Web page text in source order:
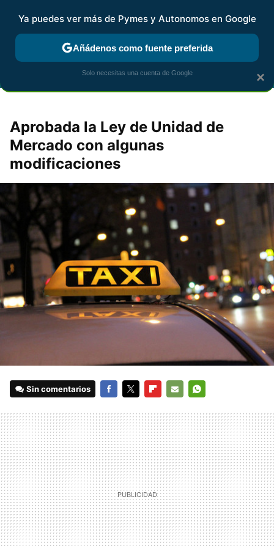
FISCALIDAD Y CONTABILIDAD KIT DIGITAL RENTA
Aprobada la Ley de Unidad de
Mercado con algunas
modificaciones
Sin comentarios
MAIL
×
Ya puedes ver más de Pymes y Autonomos en Google
Añádenos como fuente preferida
Solo necesitas una cuenta de Google